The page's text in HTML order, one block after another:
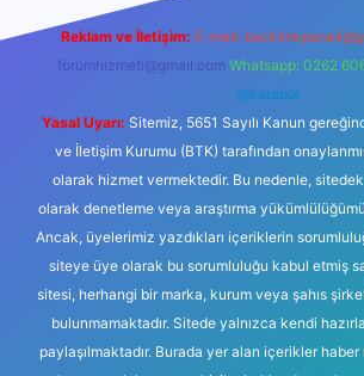
Reklam ve İletişim: E-mail:
forumhizmeti@gmail.com Whatsapp: 0262
@karabul
Yasal Uyarı: Sitemiz, 5651 Sayılı Kanun
ve İletişim Kurumu (BTK) tarafından
olarak hizmet vermektedir. Bu nedenle,
olarak denetleme veya araştırma
Ancak, üyelerimiz yazdıkları içeriklerin
siteye üye olarak bu sorumluluğu kabul etmiş
sitesi, herhangi bir marka, kurum veya şahıs
bulunmamaktadır. Sitede yalnızca kendi
paylaşılmaktadır. Burada yer alan içerikler